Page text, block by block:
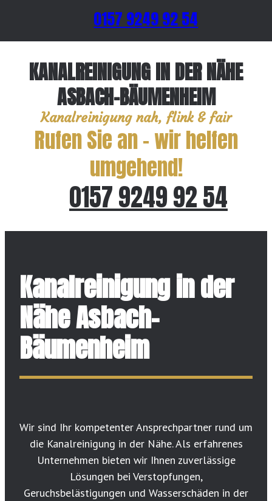
0157 9249 92 54
KANALREINIGUNG IN DER NÄHE
ASBACH-BÄUMENHEIM
Kanalreinigung nah, flink & fair
Rufen Sie an – wir helfen
umgehend!
0157 9249 92 54
Kanalreinigung in der
Nähe Asbach-
Bäumenheim
Wir sind Ihr kompetenter Ansprechpartner rund um
die Kanalreinigung in der Nähe. Als erfahrenes
Unternehmen bieten wir Ihnen zuverlässige
Lösungen bei Verstopfungen,
Geruchsbelästigungen und Wasserschäden in der